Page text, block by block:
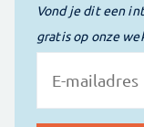
Vond je dit een
gratis op onze